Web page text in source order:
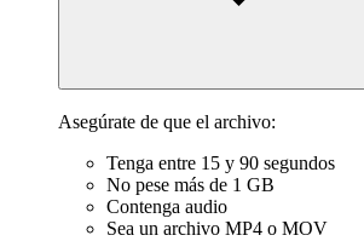
Asegúrate de que el archivo:
Tenga entre 15 y 90 segundos
No pese más de 1 GB
Contenga audio
Sea un archivo MP4 o MOV